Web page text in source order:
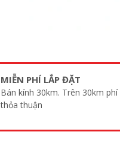
MIỄN PHÍ LẮP ĐẶT
Bán kính 30km. Trên 30km phí
thỏa thuận